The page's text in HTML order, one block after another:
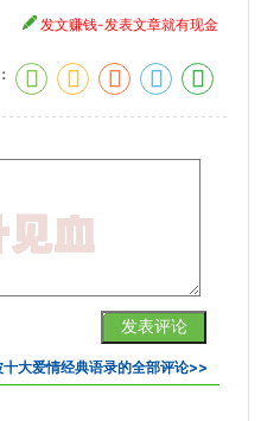
发文赚钱-发表文章就有现金
十大爱情经典语录的全部评论>>